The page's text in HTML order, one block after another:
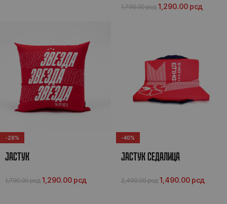
1,790.00рсд 1,290.00 рсд
-28%
ЈАСТУК
1,790.00рсд 1,290.00 рсд
-40%
ЈАСТУК СЕДАЛИЦА
2,490.00рсд 1,490.00 рсд